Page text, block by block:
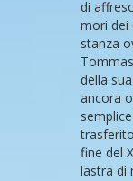
di
mori dei
stanza
della
ancora
fine del
lastra di